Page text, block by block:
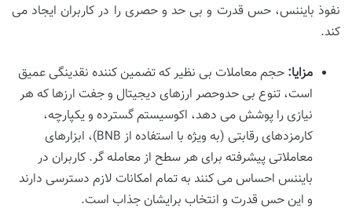
نفوذ بایننس، حس قدرت و بی حد و حصری را در کاربران ایجاد می
کند.
مزایا: حجم معاملات بی نظیر که تضمین کننده نقدینگی عمیق
است، تنوع بی حدوحصر ارزهای دیجیتال و جفت ارزها که هر
نیازی را پوشش می دهد، اکوسیستم گسترده و یکپارچه،
کارمزدهای رقابتی (به ویژه با استفاده از BNB)، ابزارهای
معاملاتی پیشرفته برای هر سطح از معامله گر. کاربران در
بایننس احساس می کنند به تمام امکانات لازم دسترسی دارند
و این حس قدرت و انتخاب برایشان جذاب است.